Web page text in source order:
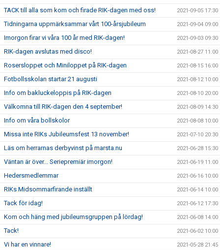
TACK till alla som kom och firade RIK-dagen med oss! 2021-09-05 17:30
Tidningarna uppmärksammar vårt 100-årsjubileum 2021-09-04 09:00
Imorgon firar vi våra 100 år med RIK-dagen! 2021-09-03 09:30
RIK-dagen avslutas med disco! 2021-08-27 11:00
Rosersloppet och Miniloppet på RIK-dagen 2021-08-15 16:00
Fotbollsskolan startar 21 augusti 2021-08-12 10:00
Info om bakluckeloppis på RIK-dagen 2021-08-10 20:00
Välkomna till RIK-dagen den 4 september! 2021-08-09 14:30
Info om våra bollskolor 2021-08-08 10:00
Missa inte RIKs Jubileumsfest 13 november! 2021-07-10 20:30
Läs om herrarnas derbyvinst på marsta.nu 2021-06-28 15:30
Väntan är över... Seriepremiär imorgon! 2021-06-19 11:00
Hedersmedlemmar 2021-06-16 10:00
RIKs Midsommarfirande inställt 2021-06-14 10:00
Tack för idag! 2021-06-12 17:30
Kom och häng med jubileumsgruppen på lördag! 2021-06-08 14:00
Tack! 2021-06-02 10:00
Vi har en vinnare! 2021-05-28 21:45